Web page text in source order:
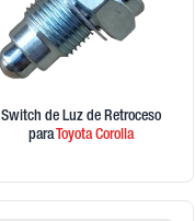
Switch de Luz de Retroceso
para ToyotaCorolla